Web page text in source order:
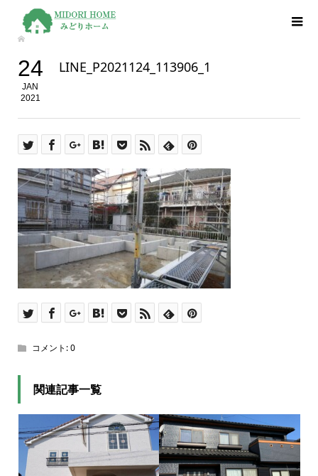
24
JAN
2021
LINE_P2021124_113906_1
コメント:0
関連記事一覧